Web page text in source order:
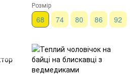
Розмір
68 74 80 86 92